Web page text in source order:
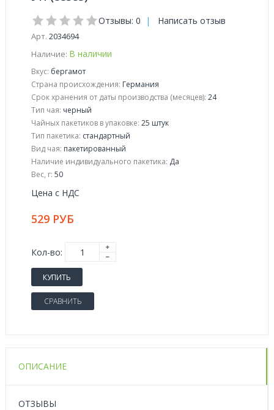
Отзывы: 0 | Написать отзыв
Арт. 2034694
Наличие: В наличии
Вкус: бергамот
Страна происхождения: Германия
Срок хранения от даты производства (месяцев): 24
Тип чая: черный
Чайных пакетиков в упаковке: 25 штук
Тип пакетика: стандартный
Вид чая: пакетированный
Наличие индивидуального пакетика: Да
Вес, г: 50
Цена с НДС
529 РУБ
Кол-во:
КУПИТЬ
СРАВНИТЬ
ОПИСАНИЕ
ОТЗЫВЫ